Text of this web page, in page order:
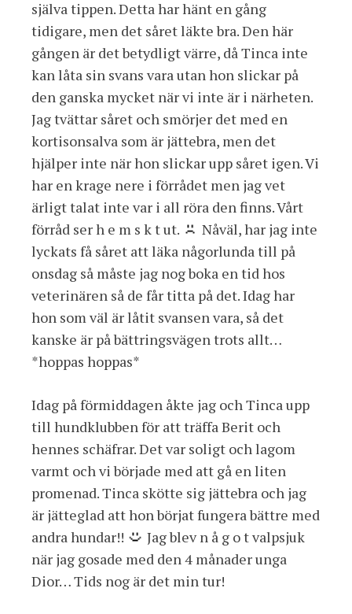
själva tippen. Detta har hänt en gång
tidigare, men det såret läkte bra. Den här
gången är det betydligt värre, då Tinca inte
kan låta sin svans vara utan hon slickar på
den ganska mycket när vi inte är i närheten.
Jag tvättar såret och smörjer det med en
kortisonsalva som är jättebra, men det
hjälper inte när hon slickar upp såret igen. Vi
har en krage nere i förrådet men jag vet
ärligt talat inte var i all röra den finns. Vårt
förråd ser h e m s k t ut.
Nåväl, har jag inte
lyckats få såret att läka någorlunda till på
onsdag så måste jag nog boka en tid hos
veterinären så de får titta på det. Idag har
hon som väl är låtit svansen vara, så det
kanske är på bättringsvägen trots allt…
*hoppas hoppas*
Idag på förmiddagen åkte jag och Tinca upp
till hundklubben för att träffa Berit och
hennes schäfrar. Det var soligt och lagom
varmt och vi började med att gå en liten
promenad. Tinca skötte sig jättebra och jag
är jätteglad att hon börjat fungera bättre med
andra hundar!!
Jag blev n å g o t valpsjuk
när jag gosade med den 4 månader unga
Dior… Tids nog är det min tur!